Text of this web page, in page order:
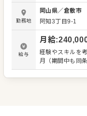
ト ・経験を積ん
戦 ・お客様の「
基本方針は「失
なたの意見を否
アイデアはどんどん
遇・制度】 ・各
・個々のスキル
スタッフも、多
笑顔でお客様を
勤務地
岡山県／倉敷市
阿知3丁目9-1
給与
月給:
経験やスキルを
月（期間中も同条